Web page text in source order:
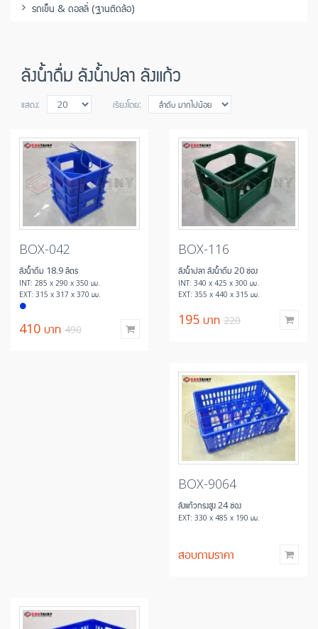
รถเข็น & ดอลลี่ (ฐานติดล้อ)
ลังน้ำดื่ม ลังน้ำปลา ลังแก้ว
แสดง: เรียงโดย:
BOX-042
ลังน้ำดื่ม 18.9 ลิตร
INT: 285 x 290 x 350 มม.
EXT: 315 x 317 x 370 มม.
410 บาท 490
BOX-116
ลังน้ำปลา ลังน้ำดื่ม 20 ช่อง
INT: 340 x 425 x 300 มม.
EXT: 355 x 440 x 315 มม.
195 บาท 220
BOX-9064
ลังแก้วทรงสูง 24 ช่อง
EXT: 330 x 485 x 190 มม.
สอบถามราคา